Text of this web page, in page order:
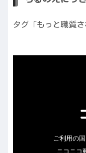
タグ「もっと職質